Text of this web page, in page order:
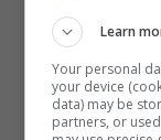
Calciomercato
Stopandgoal (La
Learn
Your personal
your device
data) may be
partners, or